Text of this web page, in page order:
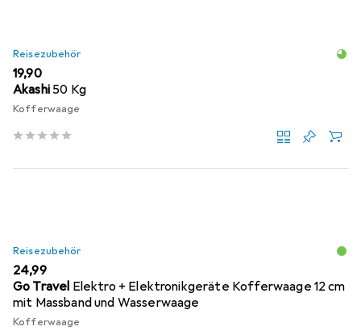
Reisezubehör
EUR
19,90
Akashi50 Kg
Kofferwaage
Reisezubehör
EUR
24,99
Go Travel Elektro + Elektronikgeräte Kofferwaage 12 cm
mit Massband und Wasserwaage
Kofferwaage